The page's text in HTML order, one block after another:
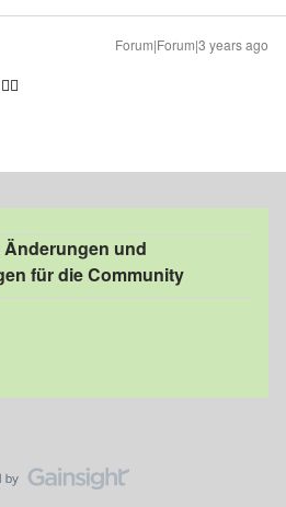
Forum|Forum|3 years ago
und
für die Community